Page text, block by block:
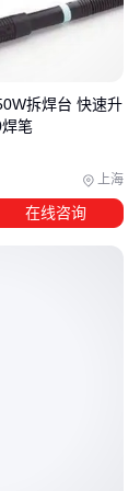
上海
拆焊台 快速升
笔
在线咨询